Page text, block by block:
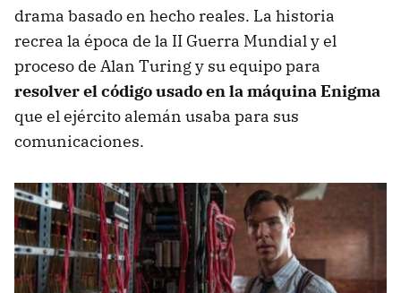
drama basado en hecho reales. La historia
recrea la época de la II Guerra Mundial y el
proceso de Alan Turing y su equipo para
resolver el código usado en la máquina Enigma
que el ejército alemán usaba para sus
comunicaciones.